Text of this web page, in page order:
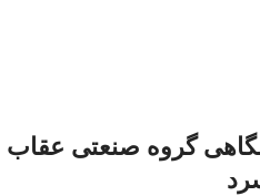
گروه صنعتی عقاب